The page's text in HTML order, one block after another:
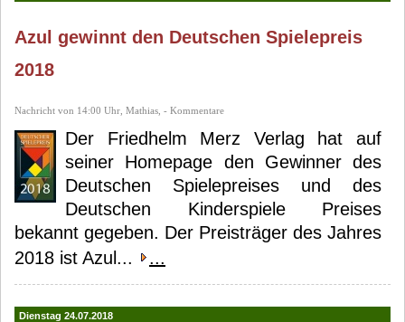
Azul gewinnt den Deutschen Spielepreis
2018
Nachricht von 14:00 Uhr, Mathias, - Kommentare
Der Friedhelm Merz Verlag hat auf
seiner Homepage den Gewinner des
Deutschen Spielepreises und des
Deutschen Kinderspiele Preises
bekannt gegeben. Der Preisträger des Jahres
2018 ist Azul...
...
Dienstag 24.07.2018